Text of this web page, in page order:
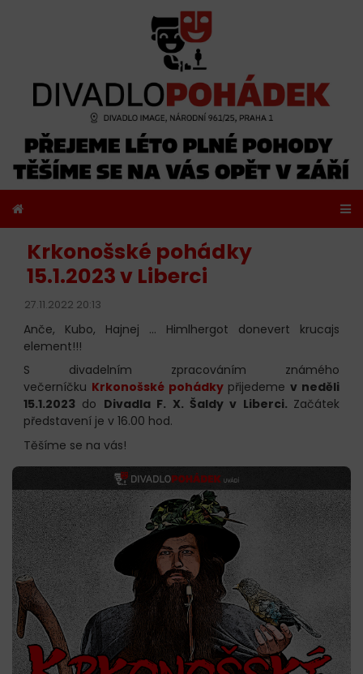
Krkonošské pohádky
15.1.2023 v Liberci
27.11.2022 20:13
Anče, Kubo, Hajnej ... Himlhergot donevert krucajs
element!!!
S divadelním zpracováním známého
večerníčku Krkonošské pohádky přijedeme v neděli
15.1.2023 do Divadla F. X. Šaldy v Liberci. Začátek
představení je v 16.00 hod.
Těšíme se na vás!